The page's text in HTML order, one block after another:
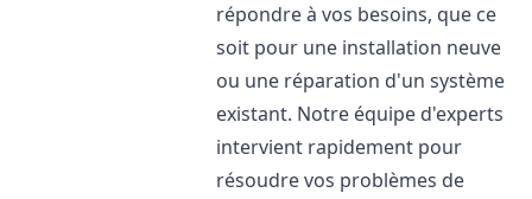
répondre à vos besoins, que ce
soit pour une installation neuve
ou une réparation d'un système
existant. Notre équipe d'experts
intervient rapidement pour
résoudre vos problèmes de